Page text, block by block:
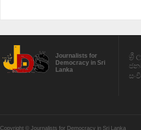
Journalists for
Democracy in Sri
Lanka
ශ්‍රී
Copyright © Journalists for Democracy in Sri Lanka